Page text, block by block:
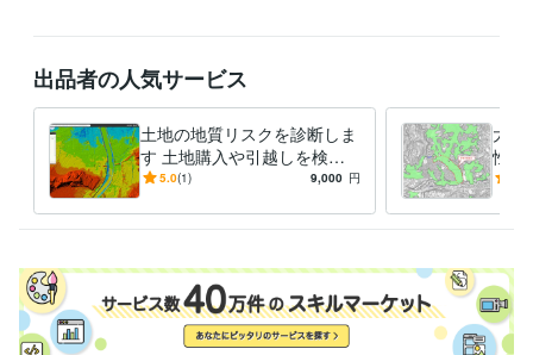
出品者の人気サービス
土地の地質リスクを診断しま
す 土地購入や引越しを検討
の方へ、災害のリスクを診断
5.0(1) 9,000 円
大地
性を
の滑